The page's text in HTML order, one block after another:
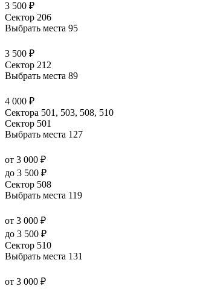
3 500 ₽
Сектор 206
Выбрать места 95
3 500 ₽
Сектор 212
Выбрать места 89
4 000 ₽
Сектора 501, 503, 508, 510
Сектор 501
Выбрать места 127
от 3 000 ₽
до 3 500 ₽
Сектор 508
Выбрать места 119
от 3 000 ₽
до 3 500 ₽
Сектор 510
Выбрать места 131
от 3 000 ₽